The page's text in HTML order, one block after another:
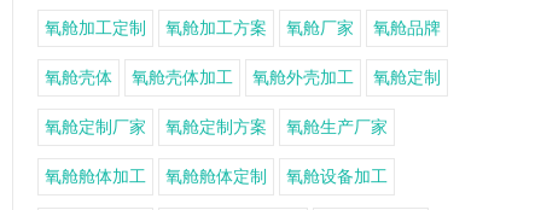
氧舱加工定制 氧舱加工方案 氧舱厂家 氧舱品牌
氧舱壳体 氧舱壳体加工 氧舱外壳加工 氧舱定制
氧舱定制厂家 氧舱定制方案 氧舱生产厂家
氧舱舱体加工 氧舱舱体定制 氧舱设备加工